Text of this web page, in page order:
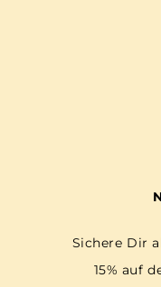
Sichere Dir
15% auf